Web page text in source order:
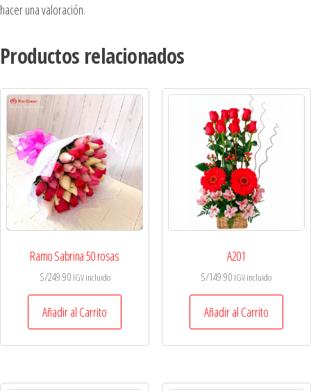
hacer una valoración.
Productos relacionados
Ramo Sabrina 50 rosas
S/249.90 IGV incluido
Añadir al Carrito
A201
S/149.90 IGV incluido
Añadir al Carrito